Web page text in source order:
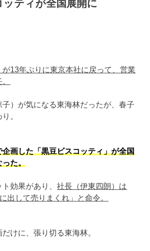
ティが全国展開に
13年ぶりに東京本社に戻って、営業
）が気になる東海林だったが、春子
。
画した「黒豆ビスコッティ」が全国
た。
ト効果があり、社長（伊東四朗）は
に出して売りまくれ」と命令。
けに、張り切る東海林。